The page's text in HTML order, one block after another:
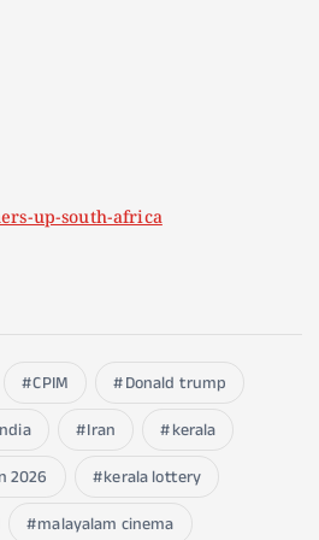
up-south-africa
CPIM
Donald trump
Iran
kerala
2026
kerala lottery
malayalam cinema